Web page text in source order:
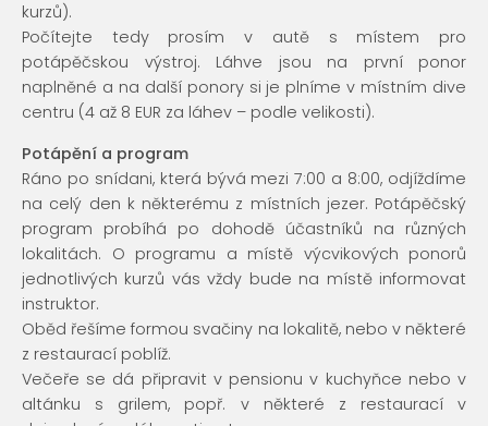
kurzů).
Počítejte tedy prosím v autě s místem pro
potápěčskou výstroj. Láhve jsou na první ponor
naplněné a na další ponory si je plníme v místním dive
centru (4 až 8 EUR za láhev – podle velikosti).
Potápění a program
Ráno po snídani, která bývá mezi 7:00 a 8:00, odjíždíme
na celý den k některému z místních jezer. Potápěčský
program probíhá po dohodě účastníků na různých
lokalitách. O programu a místě výcvikových ponorů
jednotlivých kurzů vás vždy bude na místě informovat
instruktor.
Oběd řešíme formou svačiny na lokalitě, nebo v některé
z restaurací poblíž.
Večeře se dá připravit v pensionu v kuchyňce nebo v
altánku s grilem, popř. v některé z restaurací v